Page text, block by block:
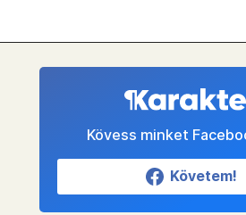
Kövess minket
Követem!